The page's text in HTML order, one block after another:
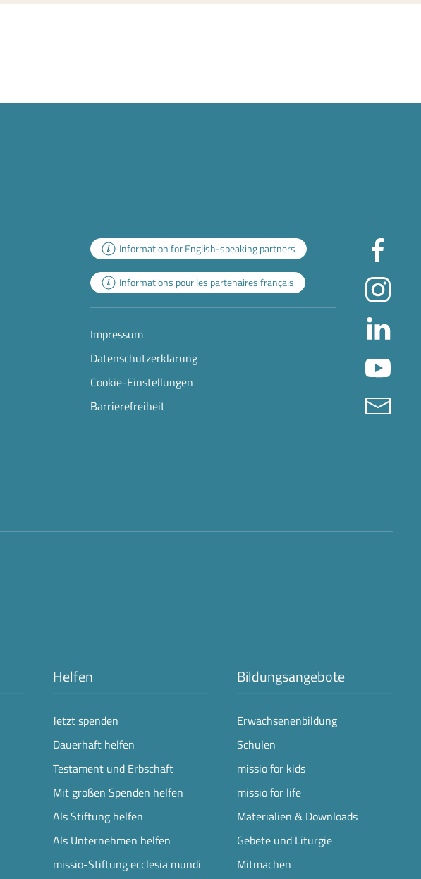
Information for English-speaking partners
Informations pour les partenaires français
Impressum
Datenschutzerklärung
Cookie-Einstellungen
Barrierefreiheit
Helfen
Jetzt spenden
Dauerhaft helfen
Testament und Erbschaft
Mit großen Spenden helfen
Als Stiftung helfen
Als Unternehmen helfen
missio-Stiftung ecclesia mundi
Bildungsangebote
Erwachsenenbildung
Schulen
missio for kids
missio for life
Materialien & Downloads
Gebete und Liturgie
Mitmachen